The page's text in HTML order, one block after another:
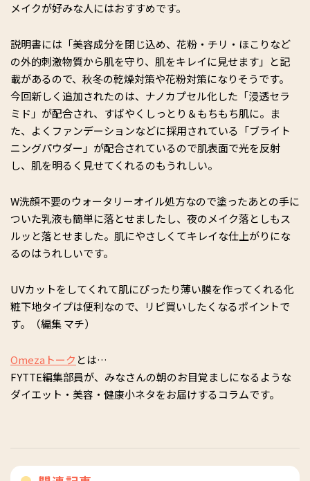
メイクが好みな人にはおすすめです。
説明書には「美容成分を閉じ込め、花粉・チリ・ほこりなど
の外的刺激物質から肌を守り、肌をキレイに見せます」と記
載があるので、秋冬の乾燥対策や花粉対策になりそうです。
今回新しく追加されたのは、ナノカプセル化した「浸透セラ
ミド」が配合され、すばやくしっとり＆もちもち肌に。ま
た、よくファンデーションなどに採用されている「ブライト
ニングパウダー」が配合されているので肌表面で光を反射
し、肌を明るく見せてくれるのもうれしい。
W洗顔不要のウォータリーオイル処方なので塗ったあとの手に
ついた乳液も簡単に落とせましたし、夜のメイク落としもス
ルッと落とせました。肌にやさしくてキレイな仕上がりにな
るのはうれしいです。
UVカットをしてくれて肌にぴったり薄い膜を作ってくれる化
粧下地タイプは便利なので、リピ買いしたくなるポイントで
す。（編集 マチ）
Omezaトーク とは…
FYTTE編集部員が、みなさんの朝のお目覚ましになるような
ダイエット・美容・健康小ネタをお届けするコラムです。